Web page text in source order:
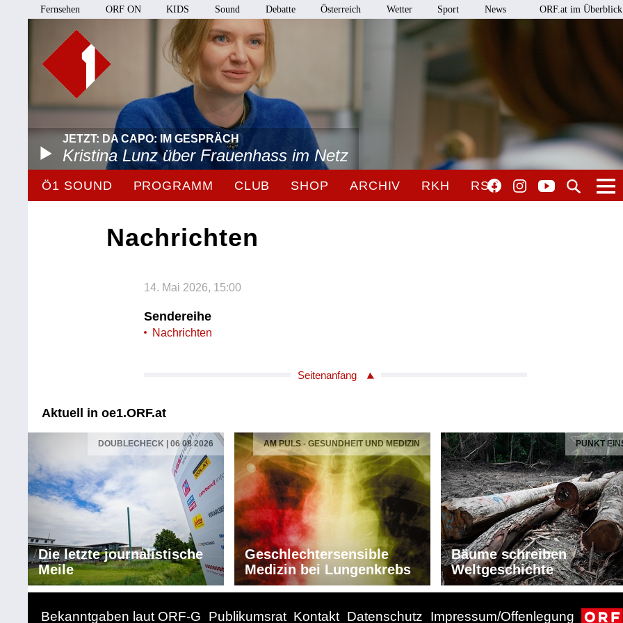
Fernsehen ORF ON KIDS Sound Debatte Österreich Wetter Sport News ORF.at im Überblick
JETZT: DA CAPO: IM GESPRÄCH
Kristina Lunz über Frauenhass im Netz
Ö1 SOUND PROGRAMM CLUB SHOP ARCHIV RKH RSO
Nachrichten
14. Mai 2026, 15:00
Sendereihe
Nachrichten
Seitenanfang
Aktuell in oe1.ORF.at
DOUBLECHECK | 06 08 2026
Die letzte journalistische
Meile
AM PULS - GESUNDHEIT UND MEDIZIN
Geschlechtersensible
Medizin bei Lungenkrebs
PUNKT
Bäume schreiben
Weltgeschichte
Bekanntgaben laut ORF-G Publikumsrat Kontakt Datenschutz Impressum/Offenlegung